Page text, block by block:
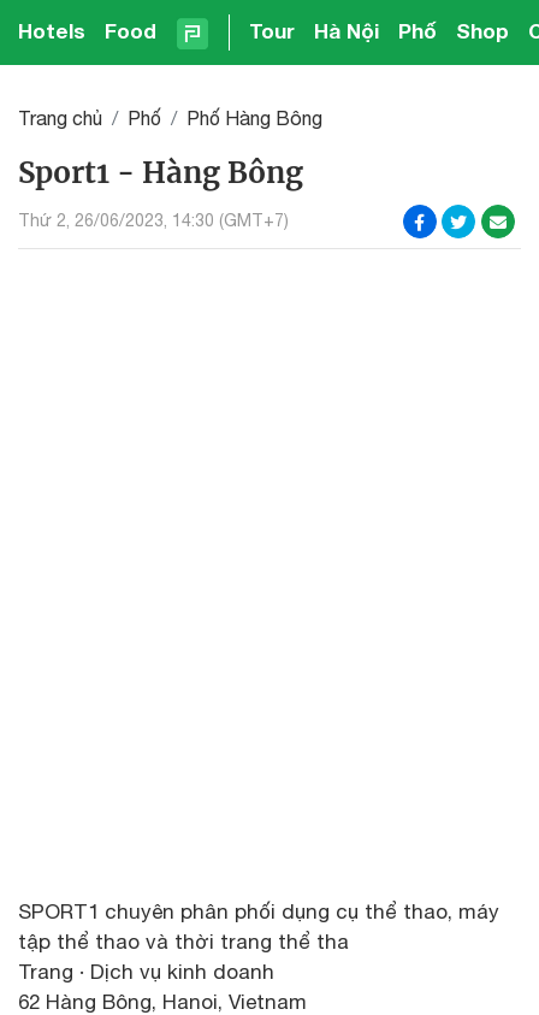
Hotels Food Tour Hà Nội Phố Shop
Trang chủ Phố Phố Hàng Bông
Sport1 - Hàng Bông
Thứ 2, 26/06/2023, 14:30 (GMT+7)
SPORT1 chuyên phân phối dụng cụ thể thao, máy
tập thể thao và thời trang thể tha
Trang · Dịch vụ kinh doanh
62 Hàng Bông, Hanoi, Vietnam